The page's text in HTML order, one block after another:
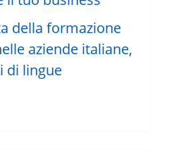
della formazione
aziende italiane,
di lingue